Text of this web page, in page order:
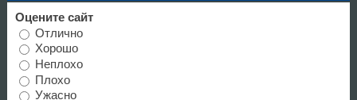
Оцените сайт
Отлично
Хорошо
Неплохо
Плохо
Ужасно